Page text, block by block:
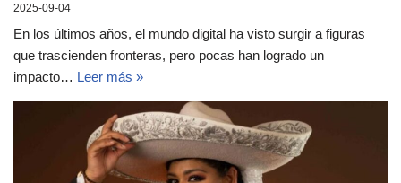
2025-09-04
En los últimos años, el mundo digital ha visto surgir a figuras
que trascienden fronteras, pero pocas han logrado un
impacto… Leer más »